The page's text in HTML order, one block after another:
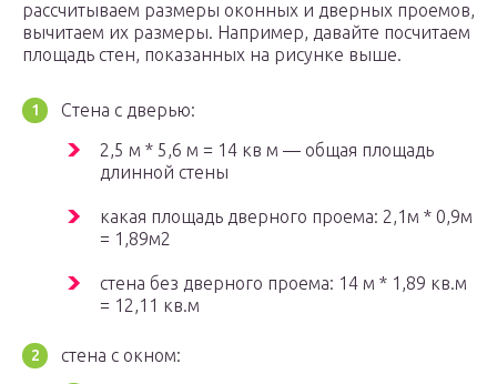
рассчитываем размеры оконных и дверных проемов,
вычитаем их размеры. Например, давайте посчитаем
площадь стен, показанных на рисунке выше.
Стена с дверью:
2,5 м * 5,6 м = 14 кв м — общая площадь
длинной стены
какая площадь дверного проема: 2,1м * 0,9м
= 1,89м2
стена без дверного проема: 14 м * 1,89 кв.м
= 12,11 кв.м
стена с окном: